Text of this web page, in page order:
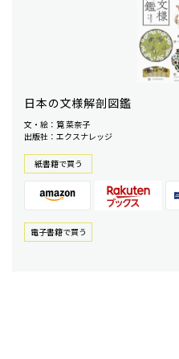
日本の文様解剖図鑑
文・絵：筧 菜奈子
出版社：エクスナレッジ
紙書籍で買う
電⼦書籍で買う